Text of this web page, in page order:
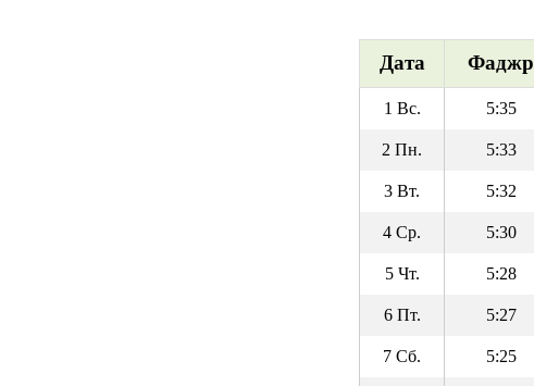
Дата Фаджр
1 Вс. 5:35
2 Пн. 5:33
3 Вт. 5:32
4 Ср. 5:30
5 Чт. 5:28
6 Пт. 5:27
7 Сб. 5:25